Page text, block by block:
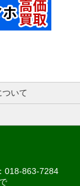
いて
018-863-7284